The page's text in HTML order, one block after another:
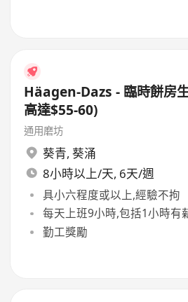
Häagen-Dazs - 臨時餅房
高達$55-60)
通用磨坊
葵青, 葵涌
8小時以上/天, 6天/週
具小六程度或以上,經驗不拘
每天上班9小時,包括1小時有
勤工獎勵